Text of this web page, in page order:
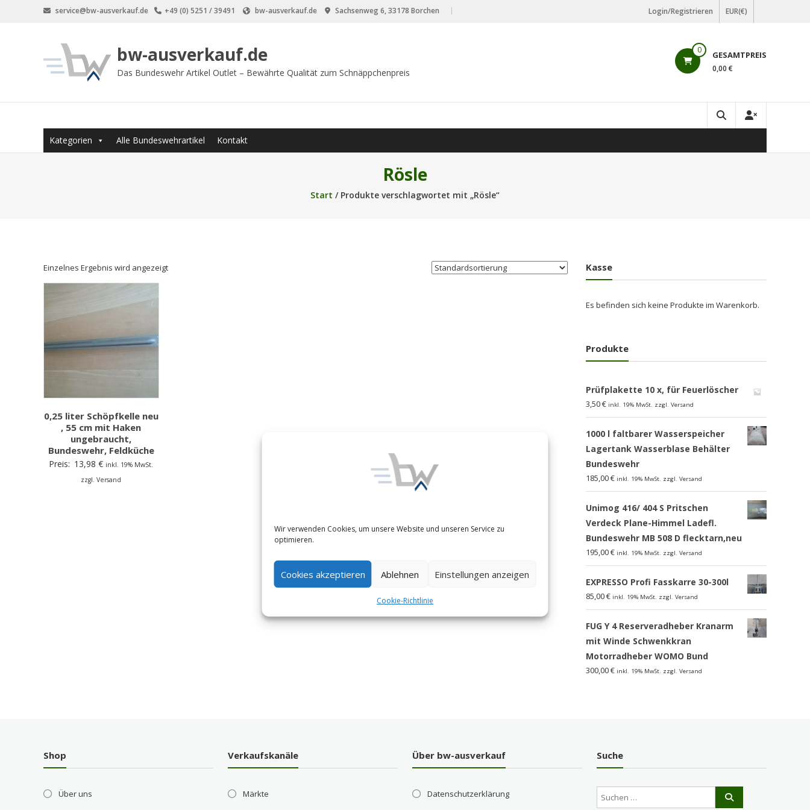
Wir verwenden Cookies, um unsere Website und unseren Service zu
optimieren.
Cookies akzeptieren Ablehnen Einstellungen anzeigen
Cookie-Richtlinie
service@bw-ausverkauf.de +49 (0) 5251 / 39491 bw-ausverkauf.de Sachsenweg 6, 33178 Borchen Login/Registrieren EUR(€)
bw-ausverkauf.de
Das Bundeswehr Artikel Outlet – Bewährte Qualität zum Schnäppchenpreis
0 GESAMTPREIS
0,00 €
Kategorien Alle Bundeswehrartikel Kontakt
Rösle
Start / Produkte verschlagwortet mit „Rösle“
Einzelnes Ergebnis wird angezeigt
0,25 liter Schöpfkelle neu
, 55 cm mit Haken
ungebraucht,
Bundeswehr, Feldküche
Preis: 13,98€ inkl. 19% MwSt.
zzgl. Versand
Kasse
Es befinden sich keine Produkte im Warenkorb.
Produkte
Prüfplakette 10 x, für Feuerlöscher
3,50€ inkl. 19% MwSt. zzgl. Versand
1000 l faltbarer Wasserspeicher
Lagertank Wasserblase Behälter
Bundeswehr
185,00€ inkl. 19% MwSt. zzgl. Versand
Unimog 416/ 404 S Pritschen
Verdeck Plane-Himmel Ladefl.
Bundeswehr MB 508 D flecktarn,neu
195,00€ inkl. 19% MwSt. zzgl. Versand
EXPRESSO Profi Fasskarre 30-300l
85,00€ inkl. 19% MwSt. zzgl. Versand
FUG Y 4 Reserveradheber Kranarm
mit Winde Schwenkkran
Motorradheber WOMO Bund
300,00€ inkl. 19% MwSt. zzgl. Versand
Shop
Über uns
Verkaufskanäle
Märkte
Über bw-ausverkauf
Datenschutzerklärung
Suche